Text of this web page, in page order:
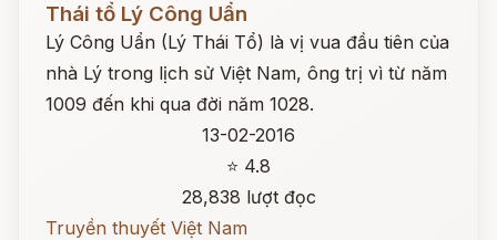
Thái tổ Lý Công Uẩn
Lý Công Uẩn (Lý Thái Tổ) là vị vua đầu tiên của
nhà Lý trong lịch sử Việt Nam, ông trị vì từ năm
1009 đến khi qua đời năm 1028.
13-02-2016
⭐ 4.8
28,838 lượt đọc
Truyền thuyết Việt Nam